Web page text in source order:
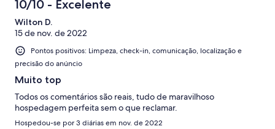
10/10 - Excelente
Wilton D.
15 de nov. de 2022
Pontos positivos: Limpeza, check-in, comunicação, localização e
precisão do anúncio
Muito top
Todos os comentários são reais, tudo de maravilhoso
hospedagem perfeita sem o que reclamar.
Hospedou-se por 3 diárias em nov. de 2022